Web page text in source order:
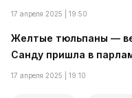
17 апреля 2025 | 19:50
Желтые тюльпаны —
Санду пришла в
17 апреля 2025 | 19:10